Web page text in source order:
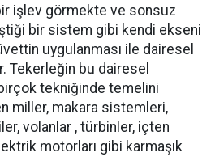
işlev görmekte ve sonsuz
bir sistem gibi kendi ekseni
uygulanması ile dairesel
Tekerleğin bu dairesel
tekniğinde temelini
miller, makara sistemleri,
volanlar , türbinler, içten
motorları gibi karmaşık